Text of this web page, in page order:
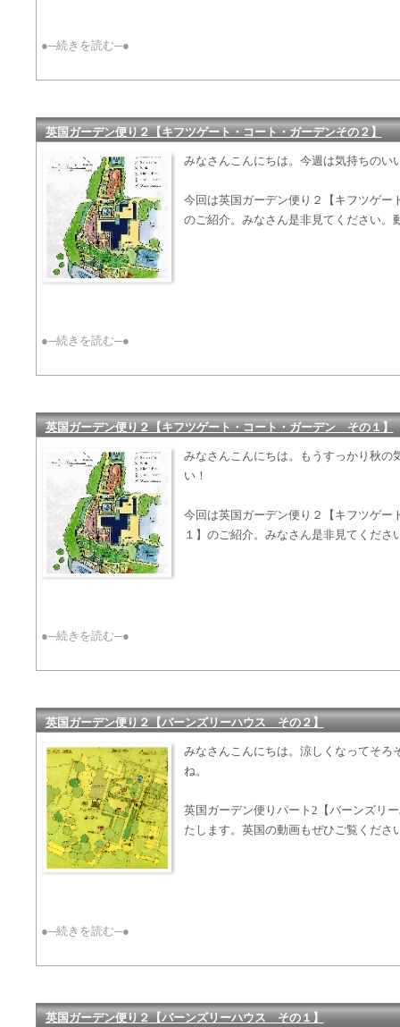
●─続きを読む─●
英国ガーデン便り２【キフツゲート・コート・ガーデンその２】
みなさんこんにちは。今週は気持ちのい
今回は英国ガーデン便り２【キフツゲー
のご紹介。みなさん是非見てください。
●─続きを読む─●
英国ガーデン便り２【キフツゲート・コート・ガーデン その１】
みなさんこんにちは。もうすっかり秋の
い！
今回は英国ガーデン便り２【キフツゲ
１】のご紹介。みなさん是非見てくださ
●─続きを読む─●
英国ガーデン便り２【バーンズリーハウス その２】
みなさんこんにちは。涼しくなってそろ
ね。
英国ガーデン便りパート2【バーンズリ
たします。英国の動画もぜひご覧くださ
●─続きを読む─●
英国ガーデン便り２【バーンズリーハウス その１】